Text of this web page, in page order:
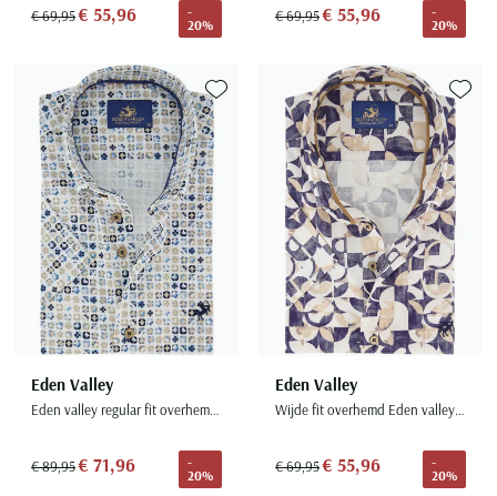
€ 69,95€ 55,96
-
20%
€ 69,95€ 55,96
-
20%
Eden Valley
Eden valley regular fit overhemd blauw printje korte mouw
€ 89,95€ 71,96
-
20%
Toevoegen aan favorieten
Eden Valley
Wijde fit overhemd Eden valley geprint donkerblauw
€ 69,95€ 55,96
-
20%